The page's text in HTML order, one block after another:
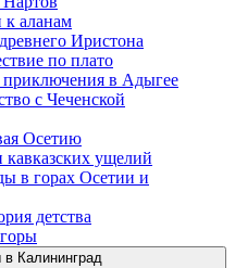
к аланам
Иристона
по плато
приключения в Адыгее
с Чеченской
Осетию
кавказских ущелий
в горах Осетии и
детства
в Калининград